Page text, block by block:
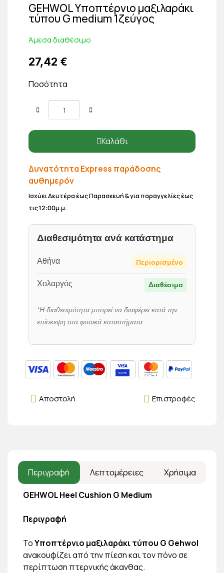
GEHWOL Υποπτέρνιο μαξιλαράκι
τύπου G medium 1ζεύγος
Άμεσα διαθέσιμο
27,42 €
Ποσότητα
Καλάθι
Δυνατότητα Express παράδοσης
αυθημερόν
Ισχύει Δευτέρα έως Παρασκευή & για παραγγελίες έως
τις 12:00μ.μ.
Διαθεσιμότητα ανά κατάστημα
Αθήνα Περιορισμένο
Χολαργός Διαθέσιμο
*Η διαθεσιμότητα μπορεί να διαφέρει κατά την
επίσκεψη στα φυσικά καταστήματα.
Επιστροφές
Αποστολή
Περιγραφή Λεπτομέρειες Χρήσιμα
GEHWOL Heel Cushion G Medium
Περιγραφή
ΤοΥποπτέρνιο μαξιλαράκι τύπου G Gehwol
ανακουφίζει από την πίεση και τον πόνο σε
περίπτωση πτερνικής άκανθας.